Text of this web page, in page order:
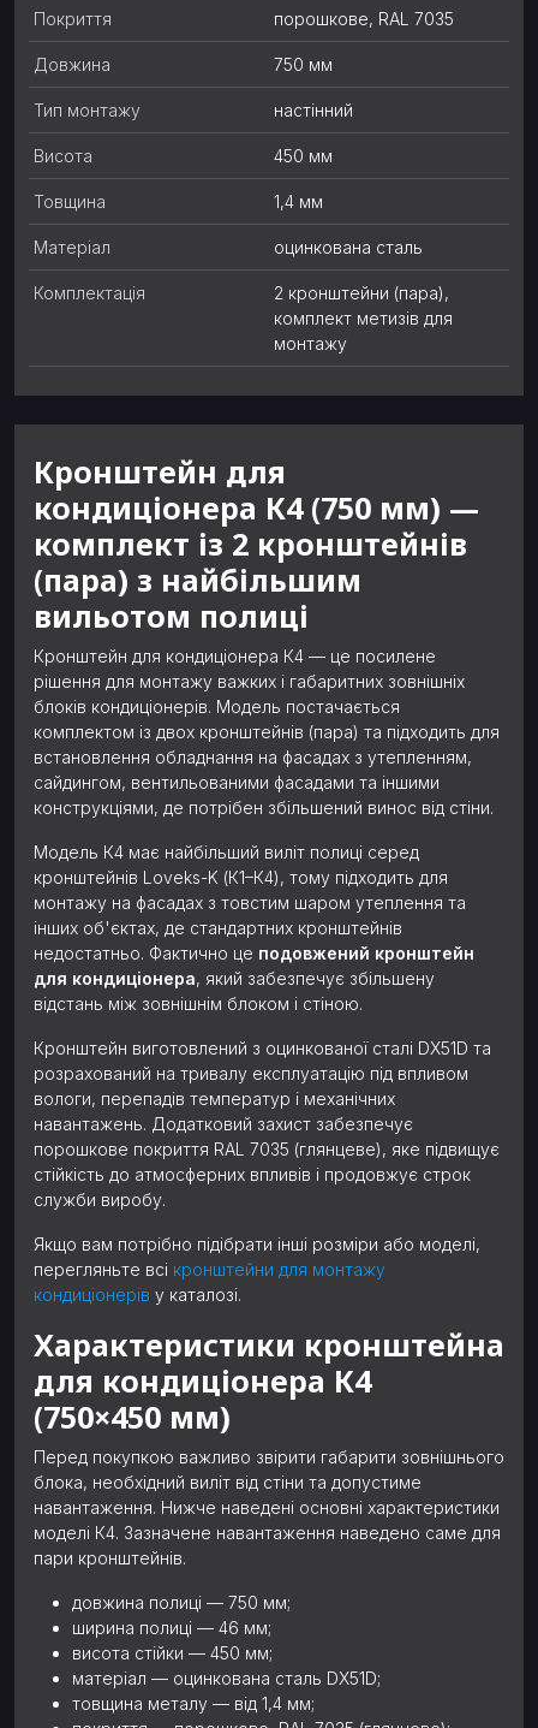
Покриття порошкове, RAL 7035
Довжина 750 мм
Тип монтажу настінний
Висота 450 мм
Товщина 1,4 мм
Матеріал оцинкована сталь
Комплектація
2 кронштейни (пара),
комплект метизів для
монтажу
Кронштейн для
кондиціонера К4 (750 мм) —
комплект із 2 кронштейнів
(пара) з найбільшим
вильотом полиці
Кронштейн для кондиціонера К4 — це посилене
рішення для монтажу важких і габаритних зовнішніх
блоків кондиціонерів. Модель постачається
комплектом із двох кронштейнів (пара) та підходить для
встановлення обладнання на фасадах з утепленням,
сайдингом, вентильованими фасадами та іншими
конструкціями, де потрібен збільшений винос від стіни.
Модель К4 має найбільший виліт полиці серед
кронштейнів Loveks-K (К1–К4), тому підходить для
монтажу на фасадах з товстим шаром утеплення та
інших об'єктах, де стандартних кронштейнів
недостатньо. Фактично це подовжений кронштейн
для кондиціонера, який забезпечує збільшену
відстань між зовнішнім блоком і стіною.
Кронштейн виготовлений з оцинкованої сталі DX51D та
розрахований на тривалу експлуатацію під впливом
вологи, перепадів температур і механічних
навантажень. Додатковий захист забезпечує
порошкове покриття RAL 7035 (глянцеве), яке підвищує
стійкість до атмосферних впливів і продовжує строк
служби виробу.
Якщо вам потрібно підібрати інші розміри або моделі,
перегляньте всі кронштейни для монтажу
кондиціонерів у каталозі.
Характеристики кронштейна
для кондиціонера К4
(750×450 мм)
Перед покупкою важливо звірити габарити зовнішнього
блока, необхідний виліт від стіни та допустиме
навантаження. Нижче наведені основні характеристики
моделі К4. Зазначене навантаження наведено саме для
пари кронштейнів.
довжина полиці — 750 мм;
ширина полиці — 46 мм;
висота стійки — 450 мм;
матеріал — оцинкована сталь DX51D;
товщина металу — від 1,4 мм;